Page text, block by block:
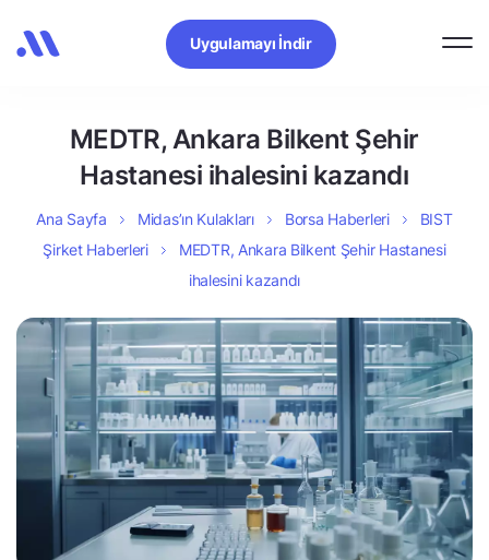
Uygulamayı İndir
MEDTR, Ankara Bilkent Şehir
Hastanesi ihalesini kazandı
Ana Sayfa Midas’ın Kulakları Borsa Haberleri
BIST
Şirket Haberleri
MEDTR, Ankara Bilkent Şehir Hastanesi
ihalesini kazandı